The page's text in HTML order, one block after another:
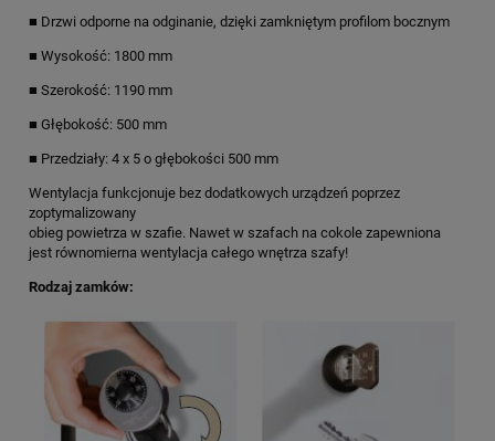
■ Drzwi odporne na odginanie, dzięki zamkniętym profilom bocznym
■ Wysokość: 1800 mm
■ Szerokość: 1190 mm
■ Głębokość: 500 mm
■ Przedziały: 4 x 5 o głębokości 500 mm
Wentylacja funkcjonuje bez dodatkowych urządzeń poprzez
zoptymalizowany
obieg powietrza w szafie. Nawet w szafach na cokole zapewniona
jest równomierna wentylacja całego wnętrza szafy!
Rodzaj zamków: